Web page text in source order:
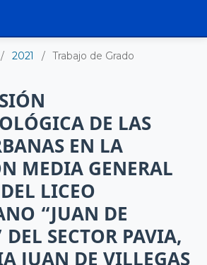
/ 2021 / Trabajo de Grado
DE LAS
EN LA
MEDIA GENERAL
LICEO
“JUAN DE
SECTOR PAVIA,
JUAN DE VILLEGAS